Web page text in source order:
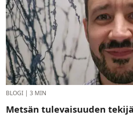
BLOGI | 3 MIN
Metsän tulevaisuuden